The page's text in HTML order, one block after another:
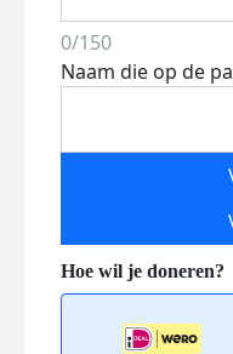
0/150
Naam die op de